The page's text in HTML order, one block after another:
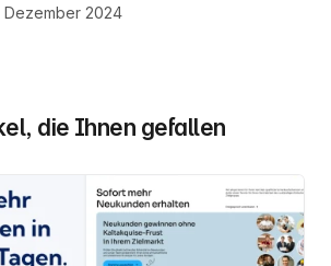
Dezember 2024
die Ihnen gefallen